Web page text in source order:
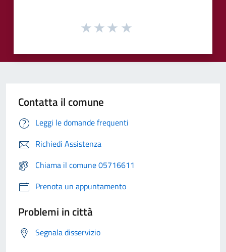
Contatta il comune
Leggi le domande frequenti
Richiedi Assistenza
Chiama il comune 05716611
Prenota un appuntamento
Problemi in città
Segnala disservizio